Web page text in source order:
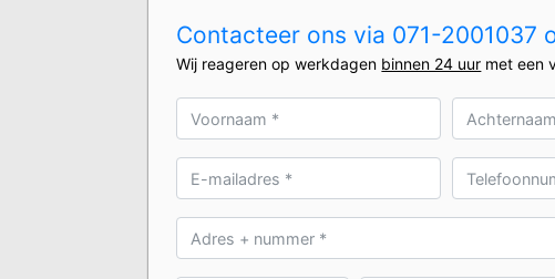
Contacteer ons via 071-2001037
Wij reageren op werkdagen binnen 24 uur met een